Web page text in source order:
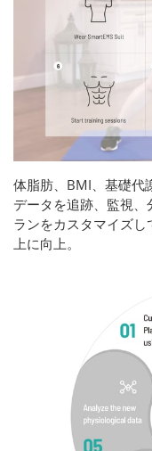
体脂肪、BMI、基礎代
データを追跡、監視
ランをカスタマイズ
上に向上。